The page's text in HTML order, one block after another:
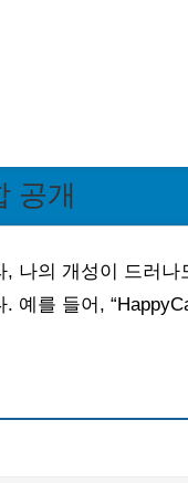
공개
나의 개성이 드러
를 들어,